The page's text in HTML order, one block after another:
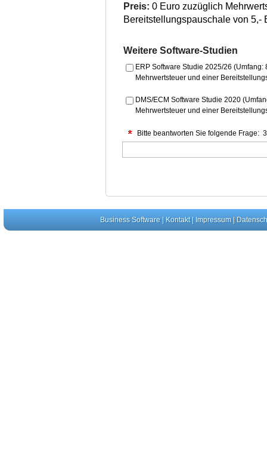
Preis: 0 Euro zuzüglich
Bereitstellungspauschale von 5,-
Weitere Software-Studien
ERP Software Studie 2025/26
Mehrwertsteuer und einer
DMS/ECM Software Studie 2020
Mehrwertsteuer und einer
Bitte beantworten Sie folgende Frage:
Business Software| Kontakt| Impressum|